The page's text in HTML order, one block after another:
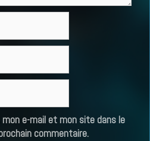
e-mail et mon site dans le
commentaire.